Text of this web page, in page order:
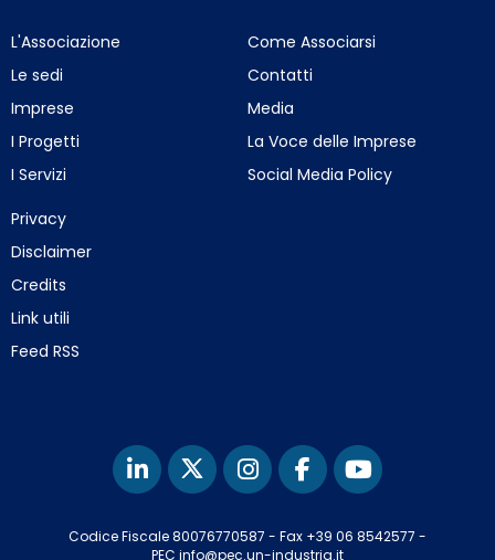
L'Associazione
Le sedi
Imprese
I Progetti
I Servizi
Come Associarsi
Contatti
Media
La Voce delle Imprese
Social Media Policy
Privacy
Disclaimer
Credits
Link utili
Feed RSS
Codice Fiscale 80076770587 - Fax +39 06 8542577 -
PEC info@pec.un-industria.it